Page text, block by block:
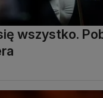
wszystko.